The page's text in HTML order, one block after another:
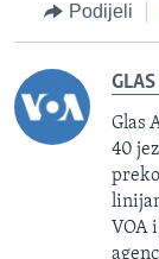
Podijeli
Glas
40
VOA